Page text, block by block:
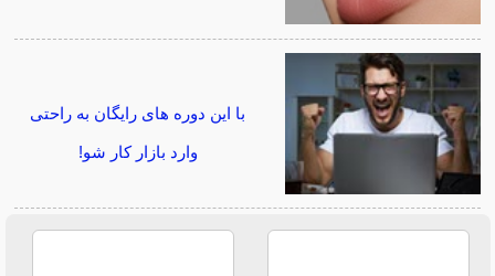
با این دوره های رایگان به راحتی
وارد بازار کار شو!